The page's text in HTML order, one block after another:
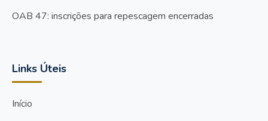
OAB 47: inscrições para repescagem encerradas
Links Úteis
Início